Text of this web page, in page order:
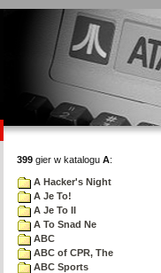
399 gier w katalogu A:
A Hacker's Night
A Je To!
A Je To II
A To Snad Ne
ABC
ABC of CPR, The
ABC Sports